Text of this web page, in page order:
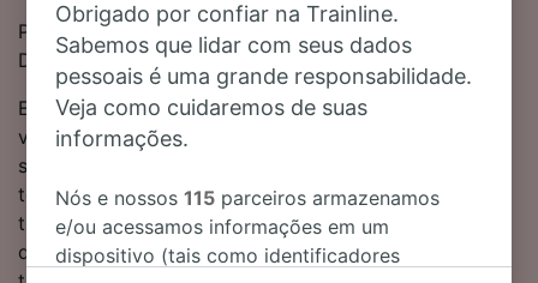
Procurando viagens de trem de Barcelona para
Düsseldorf? Você está no lugar certo!
Em média, leva cerca de 16 horas 46 minutos para
viajar de Barcelona para Düsseldorf de trem. Com os
serviços mais rápidos você pode chegar em menos
tempo (12 horas 47 minutos). Geralmente existem 6
trens por dia fazendo essa rota de 1149 km de
distância entre os dois locais. Você precisará fazer 2
Obrigado por confiar na Trainline.
Sabemos que lidar com seus dados
pessoais é uma grande responsabilidade.
Veja como cuidaremos de suas
informações.
Nós e nossos115 parceiros armazenamos
e/ou acessamos informações em um
dispositivo (tais como identificadores